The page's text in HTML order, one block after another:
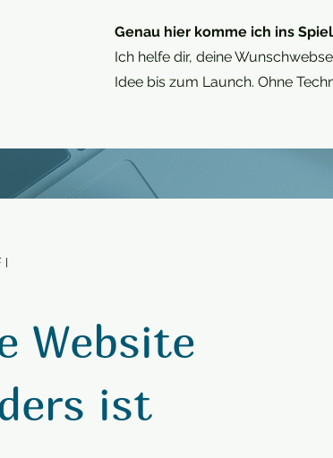
Genau hier komme ich ins
Ich helfe dir, deine
Idee bis zum Launch. Ohne
Website
ist